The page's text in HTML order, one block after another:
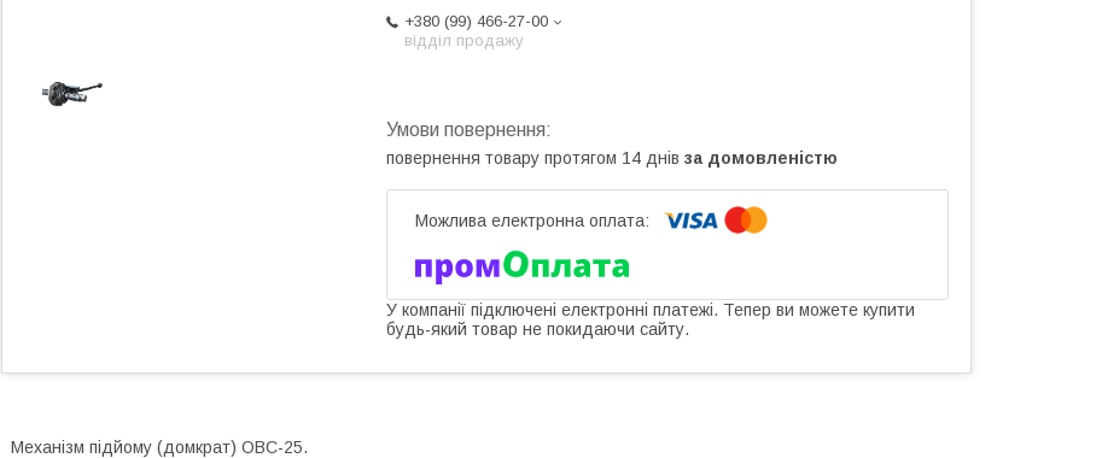
+380 (99) 466-27-00
відділ продажу
повернення товару протягом 14 днів за домовленістю
У компанії підключені електронні платежі. Тепер ви можете купити
будь-який товар не покидаючи сайту.
Механізм підйому (домкрат) ОВС-25.